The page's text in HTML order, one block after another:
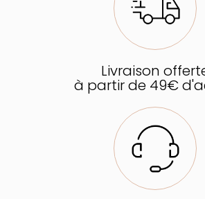
Livraison
à partir de 49€